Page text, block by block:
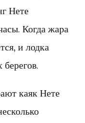
Нете
Когда жара
и лодка
каяк Нете